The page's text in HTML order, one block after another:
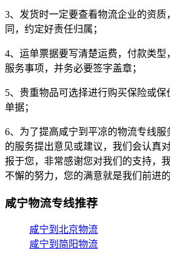
3、发货时一定要查看物流企业的资
同，约定好责任归属；
4、运单票据要写清楚运费，付款类
服务事项，并务必要签字盖章；
5、贵重物品可选择进行购买保险或
单据；
6、为了提高咸宁到平凉的物流专线服
的服务提出意见或建议，我们会认真
报于您，非常感谢您对我们的支持，
不懈的努力，您的满意就是我们前进
咸宁物流专线推荐
咸宁到北京物流
咸宁到简阳物流